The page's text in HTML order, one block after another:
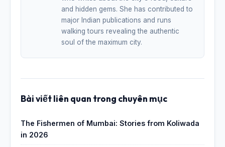
and hidden gems. She has contributed to
major Indian publications and runs
walking tours revealing the authentic
soul of the maximum city.
Bài viết liên quan trong chuyên mục
The Fishermen of Mumbai: Stories from Koliwada
in 2026